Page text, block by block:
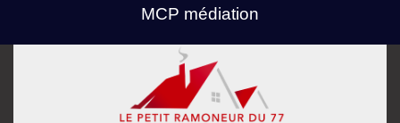
MCP médiation